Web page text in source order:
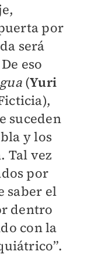
por
será
eso
(Yuri
suceden
y los
Tal vez
por
saber el
dentro
con la